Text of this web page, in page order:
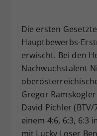
Die ersten
Hauptbewerbs-
erwischt. Bei den
Nachwuchstalent
Gregor
David Pichler
einem 4:6, 6:3, 6:3
mit Lucky Loser